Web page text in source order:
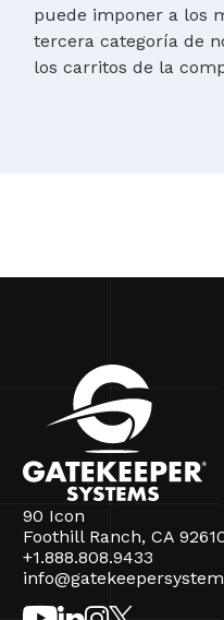
puede imponer a los
tercera categoría de
los carritos de la
90 Icon
Foothill Ranch, CA
+1.888.808.9433